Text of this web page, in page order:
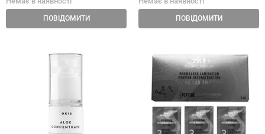
ПОВІДОМИТИ ПОВІДОМИТИ